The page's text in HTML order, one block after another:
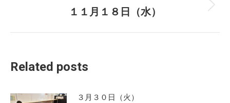
Next
１１月１８日（水）
Related posts
３月３０日（火）